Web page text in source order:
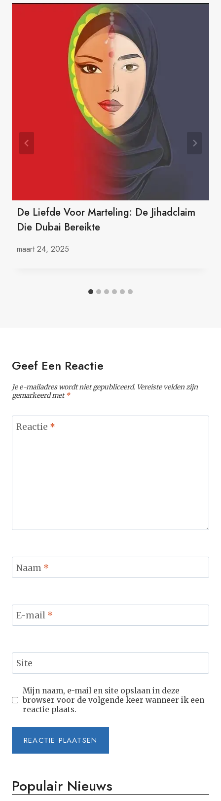
De Liefde Voor Marteling: De Jihadclaim
Die Dubai Bereikte
maart 24, 2025
Geef Een Reactie
Je e-mailadres wordt niet gepubliceerd. Vereiste velden zijn
gemarkeerd met*
Reactie *
Naam *
E-mail *
Site
Mijn naam, e-mail en site opslaan in deze
browser voor de volgende keer wanneer ik een
reactie plaats.
Populair Nieuws